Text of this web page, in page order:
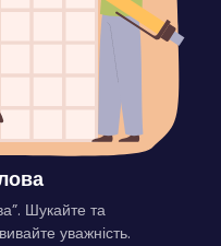
Шукайте та
уважність.